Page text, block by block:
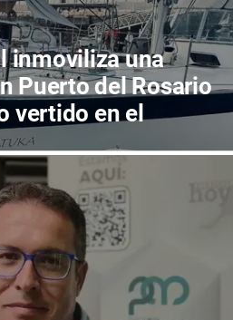
inmoviliza una
Puerto del Rosario
vertido en el